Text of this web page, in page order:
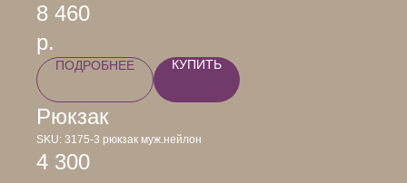
8 460
р.
ПОДРОБНЕЕ КУПИТЬ
Рюкзак
SKU: 3175-3 рюкзак муж.нейлон
4 300